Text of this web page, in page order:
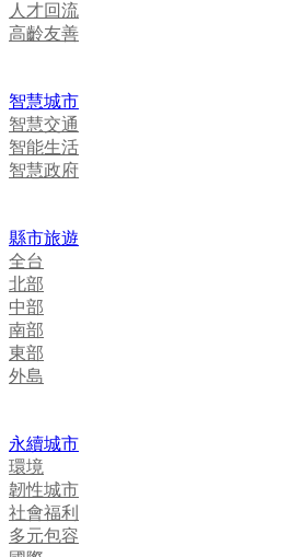
人才回流
高齡友善
智慧城市
智慧交通
智能生活
智慧政府
縣市旅遊
全台
北部
中部
南部
東部
外島
永續城市
環境
韌性城市
社會福利
多元包容